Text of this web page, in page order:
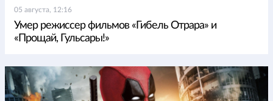
05 августа, 12:16
Умер режиссер фильмов «Гибель Отрара» и
«Прощай, Гульсары!»